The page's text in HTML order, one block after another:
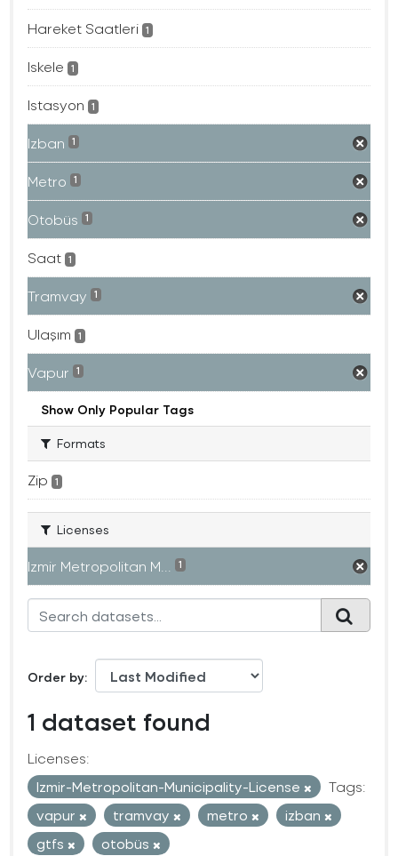
Hareket Saatleri 1
Iskele 1
Istasyon 1
Izban 1
Metro 1
Otobüs 1
Saat 1
Tramvay 1
Ulaşım 1
Vapur 1
Show Only Popular Tags
Formats
Zip 1
Licenses
Izmir Metropolitan M... 1
Order by
1 dataset found
Licenses:
Izmir-Metropolitan-Municipality-License
Tags:
vapur
tramvay metro
izban
gtfs
otobüs